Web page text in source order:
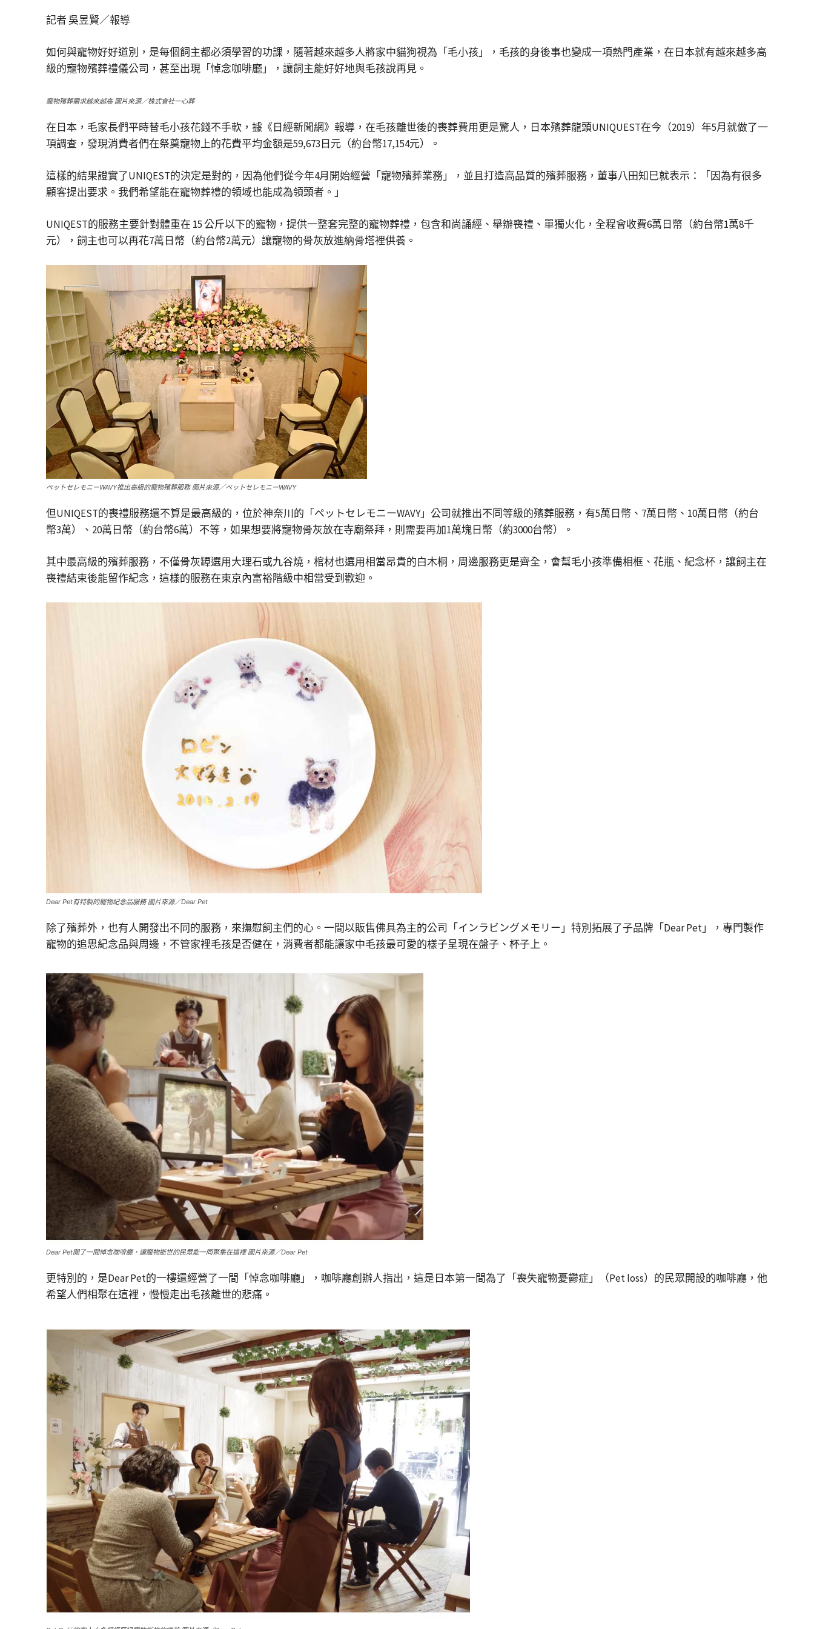
記者 吳昱賢／報導
如何與寵物好好道別，是每個飼主都必須學習的功課，隨著越來越多人將家中貓狗視為「毛小孩」，毛孩的身後事也變成一項熱門產業，在日本就有越來越多高
級的寵物殯葬禮儀公司，甚至出現「悼念咖啡廳」，讓飼主能好好地與毛孩說再見。
寵物殯葬需求越來越高 圖片來源／株式會社一心葬
在日本，毛家長們平時替毛小孩花錢不手軟，據《日經新聞網》報導，在毛孩離世後的喪葬費用更是驚人，日本殯葬龍頭UNIQUEST在今（2019）年5月就做了一
項調查，發現消費者們在祭奠寵物上的花費平均金額是59,673日元（約台幣17,154元）。
這樣的結果證實了UNIQEST的決定是對的，因為他們從今年4月開始經營「寵物殯葬業務」，並且打造高品質的殯葬服務，董事八田知巳就表示：「因為有很多
顧客提出要求。我們希望能在寵物葬禮的領域也能成為領頭者。」
UNIQEST的服務主要針對體重在 15 公斤以下的寵物，提供一整套完整的寵物葬禮，包含和尚誦經、舉辦喪禮、單獨火化，全程會收費6萬日幣（約台幣1萬8千
元），飼主也可以再花7萬日幣（約台幣2萬元）讓寵物的骨灰放進納骨塔裡供養。
ペットセレモニーWAVY推出高級的寵物殯葬服務 圖片來源／ペットセレモニーWAVY
但UNIQEST的喪禮服務還不算是最高級的，位於神奈川的「ペットセレモニーWAVY」公司就推出不同等級的殯葬服務，有5萬日幣、7萬日幣、10萬日幣（約台
幣3萬）、20萬日幣（約台幣6萬）不等，如果想要將寵物骨灰放在寺廟祭拜，則需要再加1萬塊日幣（約3000台幣）。
其中最高級的殯葬服務，不僅骨灰罈選用大理石或九谷燒，棺材也選用相當昂貴的白木桐，周邊服務更是齊全，會幫毛小孩準備相框、花瓶、紀念杯，讓飼主在
喪禮結束後能留作紀念，這樣的服務在東京內富裕階級中相當受到歡迎。
Dear Pet有特製的寵物紀念品服務 圖片來源／Dear Pet
除了殯葬外，也有人開發出不同的服務，來撫慰飼主們的心。一間以販售佛具為主的公司「インラビングメモリー」特別拓展了子品牌「Dear Pet」，專門製作
寵物的追思紀念品與周邊，不管家裡毛孩是否健在，消費者都能讓家中毛孩最可愛的樣子呈現在盤子、杯子上。
Dear Pet開了一間悼念咖啡廳，讓寵物逝世的民眾能一同聚集在這裡 圖片來源／Dear Pet
更特別的，是Dear Pet的一樓還經營了一間「悼念咖啡廳」，咖啡廳創辦人指出，這是日本第一間為了「喪失寵物憂鬱症」（Pet loss）的民眾開設的咖啡廳，他
希望人們相聚在這裡，慢慢走出毛孩離世的悲痛。